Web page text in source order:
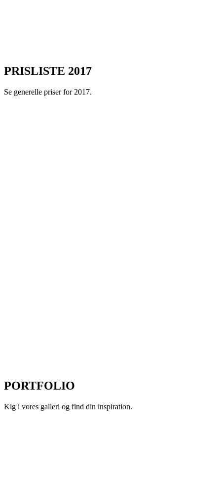
PRISLISTE 2017
Se generelle priser for 2017.
PORTFOLIO
Kig i vores galleri og find din inspiration.